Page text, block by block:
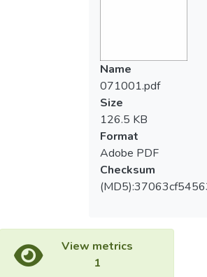
Name
071001.pdf
Size
126.5 KB
Format
Adobe PDF
Checksum
View metrics
1